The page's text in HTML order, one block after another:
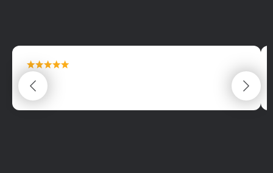
maximální spokojenost
22.06.2025